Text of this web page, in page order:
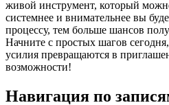
живой инструмент, который
системнее и внимательнее вы
процессу, тем больше шансов
Начните с простых шагов
усилия превращаются в
возможности!
Навигация по